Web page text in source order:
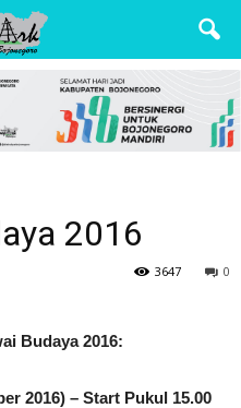
2016
0
3647
Budaya 2016:
2016) – Start Pukul 15.00